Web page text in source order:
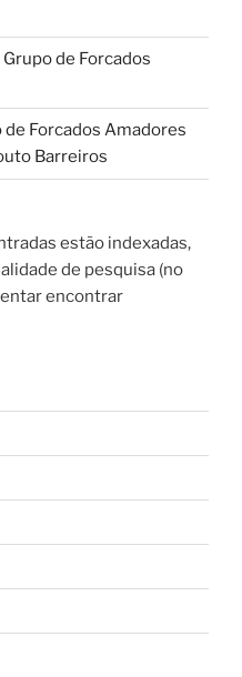
de Forcados
de Forcados Amadores
Barreiros
estão indexadas,
de pesquisa (no
encontrar